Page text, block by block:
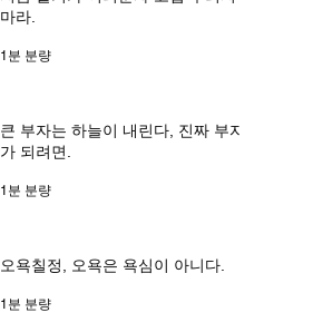
마라.
1분 분량
큰 부자는 하늘이 내린다, 진짜 부자
가 되려면.
1분 분량
오욕칠정, 오욕은 욕심이 아니다.
1분 분량